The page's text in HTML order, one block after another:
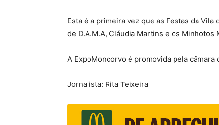
Esta é a primeira vez que as Festas da
de D.A.M.A, Cláudia Martins e os Minhotos
A ExpoMoncorvo é promovida pela
Jornalista: Rita Teixeira